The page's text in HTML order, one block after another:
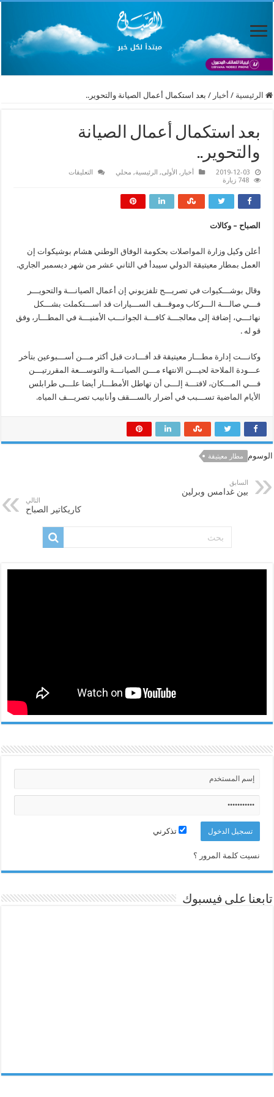
الرئيسية / أخبار / بعد استكمال أعمال الصيانة والتحوير..
بعد استكمال أعمال الصيانة
والتحوير..
2019-12-03 أخبار , الأولى, الرئيسية, محلي التعليقات
748 زيارة
الصباح – وكالات
أعلن وكيل وزارة المواصلات بحكومة الوفاق الوطني هشام بوشيكوات إن
العمل بمطار معيتيقة الدولي سيبدأ في الثاني عشر من شهر ديسمبر الجاري.
وقال بوشـــكيوات في تصريـــح تلفزيوني إن أعمال الصيانـــة والتحويـــر
فـــي صالـــة الـــركاب وموقـــف الســـيارات قد اســـتكملت بشـــكل
نهائـــي، إضافة إلى معالجـــة كافـــة الجوانـــب الأمنيـــة في المطـــار، وفق
قو له .
وكانـــت إدارة مطـــار معيتيقة قد أفـــادت قبل أكثر مـــن أســـبوعين بتأخر
عـــودة الملاحة لحيـــن الانتهاء مـــن الصيانـــة والتوســـعة المقررتيـــن
فـــي المـــكان، لافتـــة إلـــى أن تهاطل الأمطـــار أيضا علـــى طرابلس
الأيام الماضية تســـبب في أضرار بالســـقف وأنابيب تصريـــف المياه.
الوسوم مطار معيتيقة
السابق
بين غدامس وبرلين
التالي
كاريكاتير الصباح
تذكرني
نسيت كلمة المرور ؟
تابعنا على فيسبوك